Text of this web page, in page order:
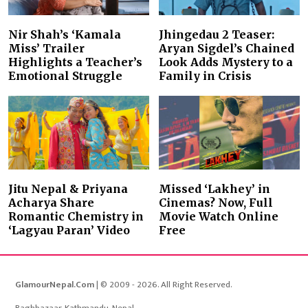
Nir Shah’s ‘Kamala
Miss’ Trailer
Highlights a Teacher’s
Emotional Struggle
Jhingedau 2 Teaser:
Aryan Sigdel’s Chained
Look Adds Mystery to a
Family in Crisis
Jitu Nepal & Priyana
Acharya Share
Romantic Chemistry in
‘Lagyau Paran’ Video
Missed ‘Lakhey’ in
Cinemas? Now, Full
Movie Watch Online
Free
GlamourNepal.Com| © 2009 - 2026. All Right Reserved.